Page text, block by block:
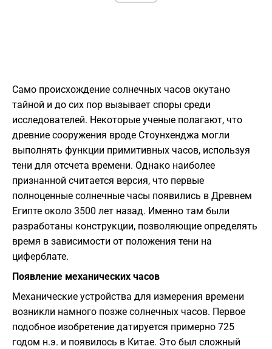
Само происхождение солнечных часов окутано
тайной и до сих пор вызывает споры среди
исследователей. Некоторые ученые полагают, что
древние сооружения вроде Стоунхенджа могли
выполнять функции примитивных часов, используя
тени для отсчета времени. Однако наиболее
признанной считается версия, что первые
полноценные солнечные часы появились в Древнем
Египте около 3500 лет назад. Именно там были
разработаны конструкции, позволяющие определять
время в зависимости от положения тени на
циферблате.
Появление механических часов
Механические устройства для измерения времени
возникли намного позже солнечных часов. Первое
подобное изобретение датируется примерно 725
годом н.э. и появилось в Китае. Это был сложный